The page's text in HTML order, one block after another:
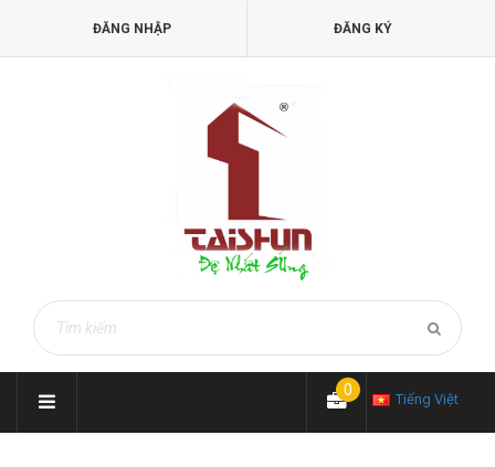
ĐĂNG NHẬP ĐĂNG KÝ
Tiếng Việt
0